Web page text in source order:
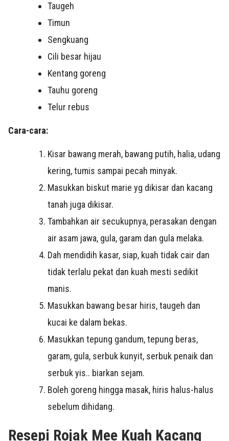
Taugeh
Timun
Sengkuang
Cili besar hijau
Kentang goreng
Tauhu goreng
Telur rebus
Cara-cara:
Kisar bawang merah, bawang putih, halia, udang
kering, tumis sampai pecah minyak.
Masukkan biskut marie yg dikisar dan kacang
tanah juga dikisar.
Tambahkan air secukupnya, perasakan dengan
air asam jawa, gula, garam dan gula melaka.
Dah mendidih kasar, siap, kuah tidak cair dan
tidak terlalu pekat dan kuah mesti sedikit
manis.
Masukkan bawang besar hiris, taugeh dan
kucai ke dalam bekas.
Masukkan tepung gandum, tepung beras,
garam, gula, serbuk kunyit, serbuk penaik dan
serbuk yis.. biarkan sejam.
Boleh goreng hingga masak, hiris halus-halus
sebelum dihidang.
Resepi Rojak Mee Kuah Kacang